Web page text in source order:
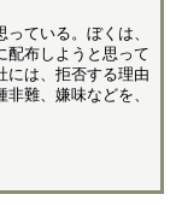
ている。ぼくは、
配布しようと思って
には、拒否する理由
難、嫌味などを、